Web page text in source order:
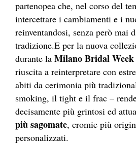
partenopea che, nel corso del
intercettare i cambiamenti e i
reinventandosi, senza però mai
tradizione.E per la nuova
durante la Milano Bridal Week
riuscita a reinterpretare con
abiti da cerimonia più
smoking, il tight e il frac –
decisamente più grintosi ed
più sagomate, cromie più
personalizzati.